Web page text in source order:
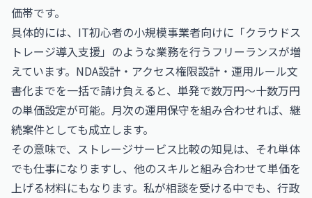
価帯です。
具体的には、IT初心者の小規模事業者向けに「クラウドス
トレージ導入支援」のような業務を行うフリーランスが増
えています。NDA設計・アクセス権限設計・運用ルール文
書化までを一括で請け負えると、単発で数万円〜十数万円
の単価設定が可能。月次の運用保守を組み合わせれば、継
続案件としても成立します。
その意味で、ストレージサービス比較の知見は、それ単体
でも仕事になりますし、他のスキルと組み合わせて単価を
上げる材料にもなります。私が相談を受ける中でも、行政